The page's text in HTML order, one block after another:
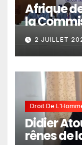
Afrique
la
africaine
2 JUILLET
Droit De
Didier
rênes de